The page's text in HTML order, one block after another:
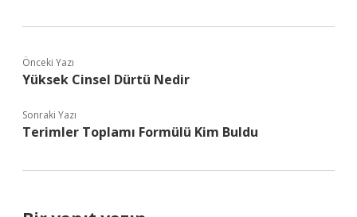
Önceki Yazı
Yüksek Cinsel Dürtü Nedir
Sonraki Yazı
Terimler Toplamı Formülü Kim Buldu